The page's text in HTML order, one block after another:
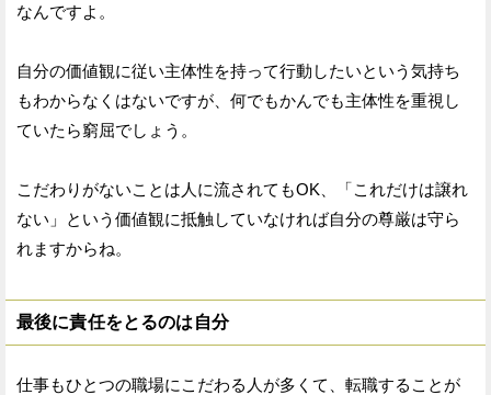
なんですよ。
自分の価値観に従い主体性を持って行動したいという気持ち
もわからなくはないですが、何でもかんでも主体性を重視し
ていたら窮屈でしょう。
こだわりがないことは人に流されてもOK、「これだけは譲れ
ない」という価値観に抵触していなければ自分の尊厳は守ら
れますからね。
最後に責任をとるのは自分
仕事もひとつの職場にこだわる人が多くて、転職することが